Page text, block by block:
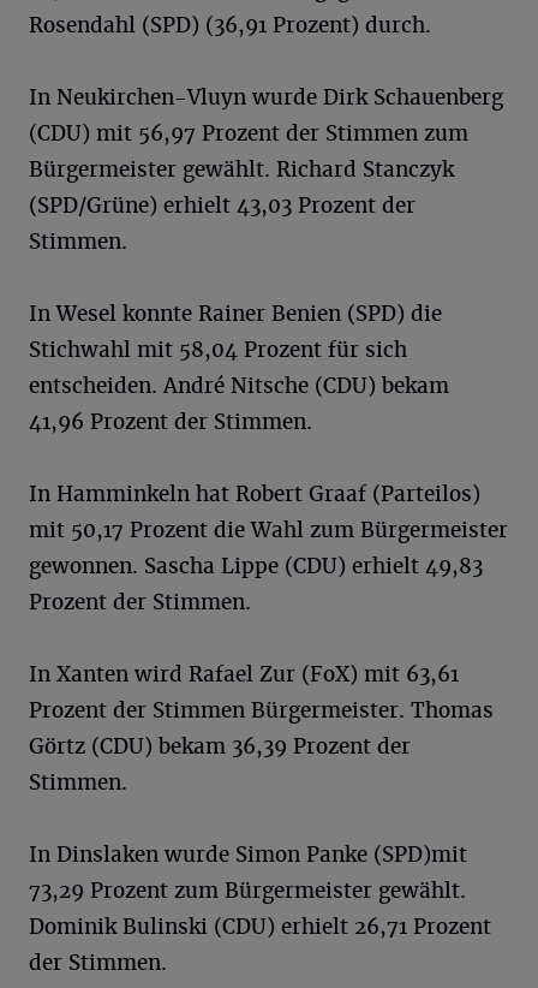
Rosendahl (SPD) (36,91 Prozent) durch.
In Neukirchen-Vluyn wurde Dirk Schauenberg
(CDU) mit 56,97 Prozent der Stimmen zum
Bürgermeister gewählt. Richard Stanczyk
(SPD/Grüne) erhielt 43,03 Prozent der
Stimmen.
In Wesel konnte Rainer Benien (SPD) die
Stichwahl mit 58,04 Prozent für sich
entscheiden. André Nitsche (CDU) bekam
41,96 Prozent der Stimmen.
In Hamminkeln hat Robert Graaf (Parteilos)
mit 50,17 Prozent die Wahl zum Bürgermeister
gewonnen. Sascha Lippe (CDU) erhielt 49,83
Prozent der Stimmen.
In Xanten wird Rafael Zur (FoX) mit 63,61
Prozent der Stimmen Bürgermeister. Thomas
Görtz (CDU) bekam 36,39 Prozent der
Stimmen.
In Dinslaken wurde Simon Panke (SPD)mit
73,29 Prozent zum Bürgermeister gewählt.
Dominik Bulinski (CDU) erhielt 26,71 Prozent
der Stimmen.